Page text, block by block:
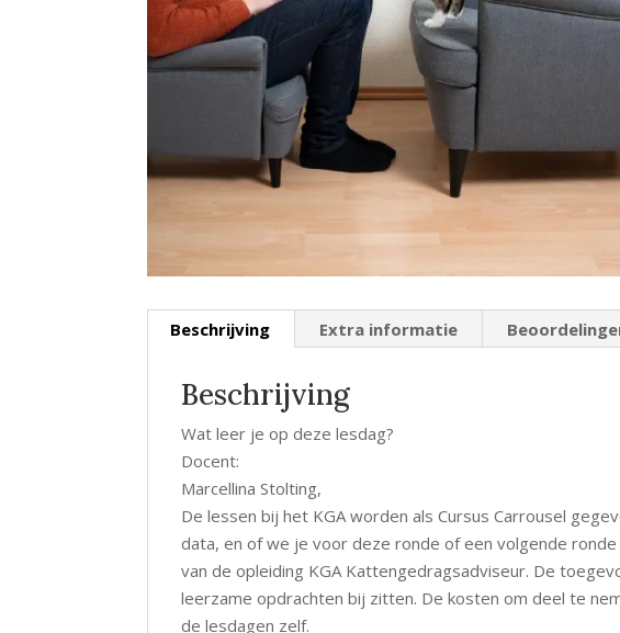
Beschrijving Extra informatie
Beschrijving
Wat leer je op deze lesdag?
Docent:
Marcellina Stolting,
De lessen bij het KGA worden als Cursus Carrousel
data, en of we je voor deze ronde of een volgende
van de opleiding KGA Kattengedragsadviseur. De
leerzame opdrachten bij zitten. De kosten om deel te
de lesdagen zelf.